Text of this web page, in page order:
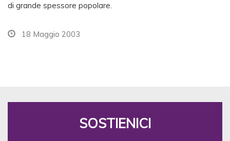
di grande spessore popolare.
18 Maggio 2003
SOSTIENICI